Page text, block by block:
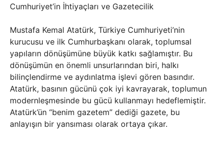
Cumhuriyet’in İhtiyaçları ve Gazetecilik
Mustafa Kemal Atatürk, Türkiye Cumhuriyeti’nin
kurucusu ve ilk Cumhurbaşkanı olarak, toplumsal
yapıların dönüşümüne büyük katkı sağlamıştır. Bu
dönüşümün en önemli unsurlarından biri, halkı
bilinçlendirme ve aydınlatma işlevi gören basındır.
Atatürk, basının gücünü çok iyi kavrayarak, toplumun
modernleşmesinde bu gücü kullanmayı hedeflemiştir.
Atatürk’ün “benim gazetem” dediği gazete, bu
anlayışın bir yansıması olarak ortaya çıkar.